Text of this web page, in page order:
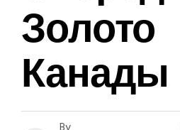
Золото
Канады
By